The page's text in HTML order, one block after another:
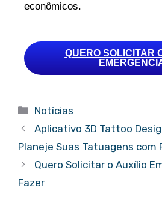
econômicos.
QUERO SOLICITAR
Notícias
Aplicativo 3D Tattoo
Planeje Suas Tatuagens com
Quero Solicitar o Auxílio
Fazer